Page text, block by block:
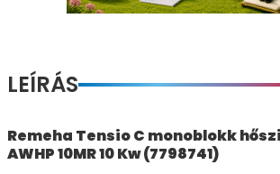
LEÍRÁS
Remeha Tensio C monoblokk
AWHP 10MR 10 Kw (7798741)